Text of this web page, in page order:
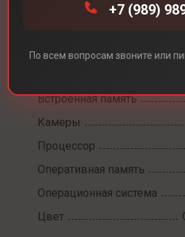
Samsung A56
Диагональ экрана
Встроенная память
Камеры
Процессор
Оперативная память
Операционная система
Цвет
+7 (989)
По всем вопросам звоните или